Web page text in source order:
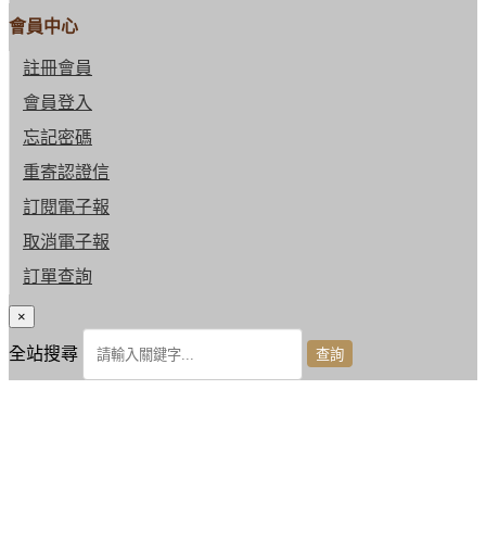
會員中心
註冊會員
會員登入
忘記密碼
重寄認證信
訂閱電子報
取消電子報
訂單查詢
×
全站搜尋